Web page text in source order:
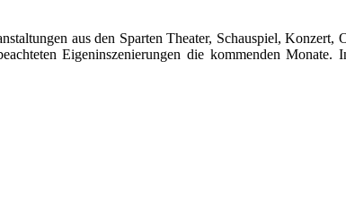
aus den Sparten Theater, Schauspiel,
Eigeninszenierungen die kommenden